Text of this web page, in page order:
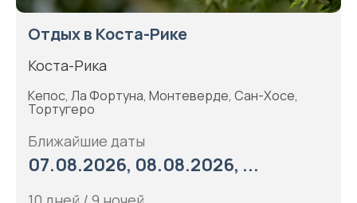
Отдых в Коста-Рике
Коста-Рика
Кепос, Ла Фортуна, Монтеверде, Сан-Хосе,
Тортугеро
Ближайшие даты
07.08.2026, 08.08.2026, ...